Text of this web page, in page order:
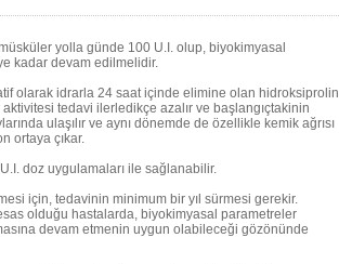
yolla günde 100 U.I. olup, biyokimyasal
kadar devam edilmelidir.
olarak idrarla 24 saat içinde elimine olan hidroksiprolin
tedavi ilerledikçe azalır ve başlangıçtakinin
ulaşılır ve aynı dönemde de özellikle kemik ağrısı
ortaya çıkar.
doz uygulamaları ile sağlanabilir.
için, tedavinin minimum bir yıl sürmesi gerekir.
olduğu hastalarda, biyokimyasal parametreler
devam etmenin uygun olabileceği gözönünde